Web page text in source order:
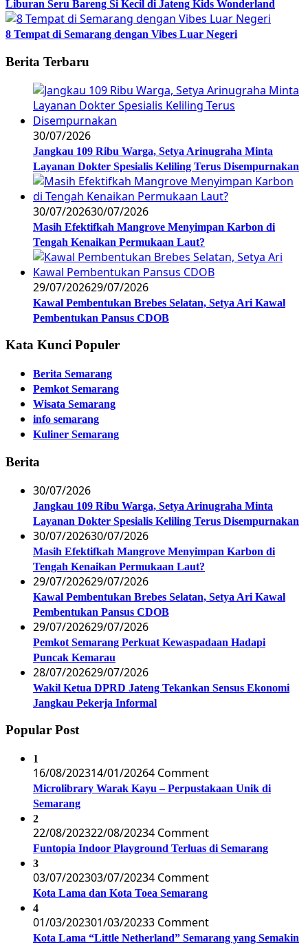
Liburan Seru Bareng Si Kecil di Jateng Kids Wonderland
8 Tempat di Semarang dengan Vibes Luar Negeri
Berita Terbaru
30/07/2026
Jangkau 109 Ribu Warga, Setya Arinugraha Minta
Layanan Dokter Spesialis Keliling Terus Disempurnakan
30/07/202630/07/2026
Masih Efektifkah Mangrove Menyimpan Karbon di
Tengah Kenaikan Permukaan Laut?
29/07/202629/07/2026
Kawal Pembentukan Brebes Selatan, Setya Ari Kawal
Pembentukan Pansus CDOB
Kata Kunci Populer
Berita Semarang
Pemkot Semarang
Wisata Semarang
info semarang
Kuliner Semarang
Berita
30/07/2026
Jangkau 109 Ribu Warga, Setya Arinugraha Minta
Layanan Dokter Spesialis Keliling Terus Disempurnakan
30/07/202630/07/2026
Masih Efektifkah Mangrove Menyimpan Karbon di
Tengah Kenaikan Permukaan Laut?
29/07/202629/07/2026
Kawal Pembentukan Brebes Selatan, Setya Ari Kawal
Pembentukan Pansus CDOB
29/07/202629/07/2026
Pemkot Semarang Perkuat Kewaspadaan Hadapi
Puncak Kemarau
28/07/202629/07/2026
Wakil Ketua DPRD Jateng Tekankan Sensus Ekonomi
Jangkau Pekerja Informal
Popular Post
1
16/08/202314/01/20264 Comment
Microlibrary Warak Kayu – Perpustakaan Unik di
Semarang
2
22/08/202322/08/20234 Comment
Funtopia Indoor Playground Terluas di Semarang
3
03/07/202303/07/20234 Comment
Kota Lama dan Kota Toea Semarang
4
01/03/202301/03/20233 Comment
Kota Lama “Little Netherland” Semarang yang Semakin